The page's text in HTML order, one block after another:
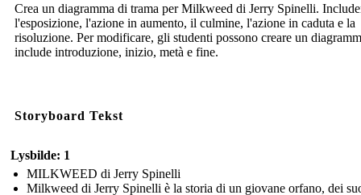
Crea un diagramma di trama per Milkweed di Jerry Spinelli.
l'esposizione, l'azione in aumento, il culmine, l'azione in caduta e la
risoluzione. Per modificare, gli studenti possono creare un
include introduzione, inizio, metà e fine.
Storyboard Tekst
Lysbilde: 1
MILKWEED di Jerry Spinelli
Milkweed di Jerry Spinelli è la storia di un giovane orfano, dei